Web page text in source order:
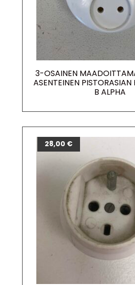
3-OSAINEN
ASENTEINEN
B ALPHA
28,00 €